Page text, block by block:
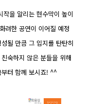
을 알리는 현수막이 높이
려한 공연이 이어질 예정
될 만큼 그 입지를 탄탄히
숙하지 않은 분들을 위해
부터 함께 보시죠! ^^